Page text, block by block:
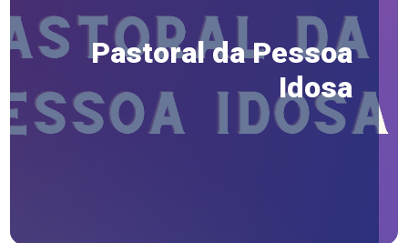
Pastoral da Pessoa
Idosa